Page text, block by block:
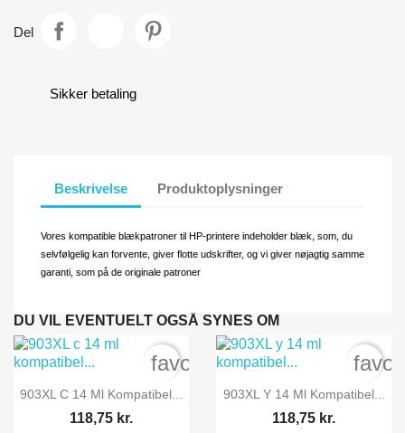
Del
Sikker betaling
Beskrivelse Produktoplysninger
Vores kompatible blækpatroner til HP-printere indeholder blæk, som, du
selvfølgelig kan forvente, giver flotte udskrifter, og vi giver nøjagtig samme
garanti, som på de originale patroner
DU VIL EVENTUELT OGSÅ SYNES OM
 Vis her
903XL C 14 Ml Kompatibel...
118,75 kr.
favorite_border
 Vis her
903XL Y 14 Ml Kompatibel...
118,75 kr.